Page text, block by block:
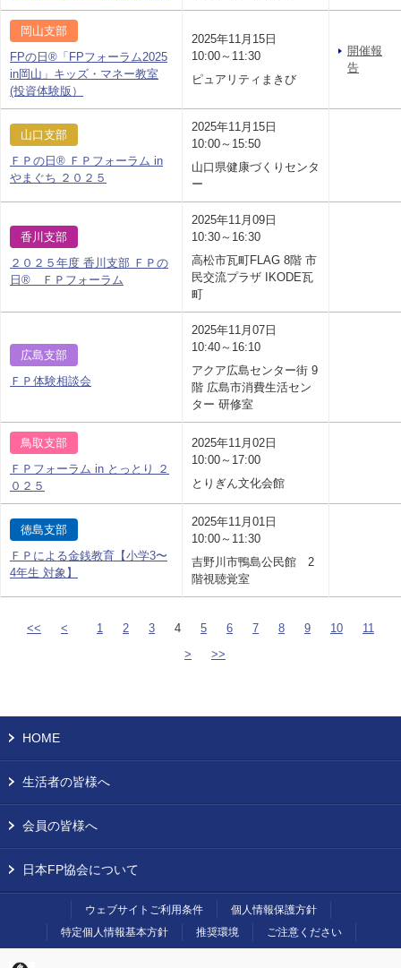
岡山支部
FPの日®「FPフォーラム2025
in岡山」キッズ・マネー教室
(投資体験版）
2025年11月15日
10:00～11:30
ピュアリティまきび
開催報
告
山口支部
ＦＰの日® ＦＰフォーラム in
やまぐち ２０２５
2025年11月15日
10:00～15:50
山口県健康づくりセンタ
ー
香川支部
２０２５年度 香川支部 ＦＰの
日® ＦＰフォーラム
2025年11月09日
10:30～16:30
高松市瓦町FLAG 8階 市
民交流プラザ IKODE瓦
町
広島支部
ＦＰ体験相談会
2025年11月07日
10:40～16:10
アクア広島センター街 9
階 広島市消費生活セン
ター 研修室
鳥取支部
ＦＰフォーラム in とっとり ２
０２５
2025年11月02日
10:00～17:00
とりぎん文化会館
徳島支部
ＦＰによる金銭教育【小学3〜
4年生 対象】
2025年11月01日
10:00～11:30
吉野川市鴨島公民館 2
階視聴覚室
<< < 1 2 3 4 5 6 7 8 9 10
11
>
>>
HOME
生活者の皆様へ
会員の皆様へ
日本FP協会について
ウェブサイトご利用条件
個人情報保護方針
特定個人情報基本方針
推奨環境 ご注意ください